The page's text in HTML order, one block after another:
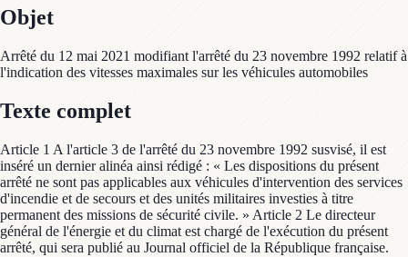
Objet
Arrêté du 12 mai 2021 modifiant l'arrêté du 23 novembre 1992 relatif à
l'indication des vitesses maximales sur les véhicules automobiles
Texte complet
Article 1 A l'article 3 de l'arrêté du 23 novembre 1992 susvisé, il est
inséré un dernier alinéa ainsi rédigé : « Les dispositions du présent
arrêté ne sont pas applicables aux véhicules d'intervention des services
d'incendie et de secours et des unités militaires investies à titre
permanent des missions de sécurité civile. » Article 2 Le directeur
général de l'énergie et du climat est chargé de l'exécution du présent
arrêté, qui sera publié au Journal officiel de la République française.